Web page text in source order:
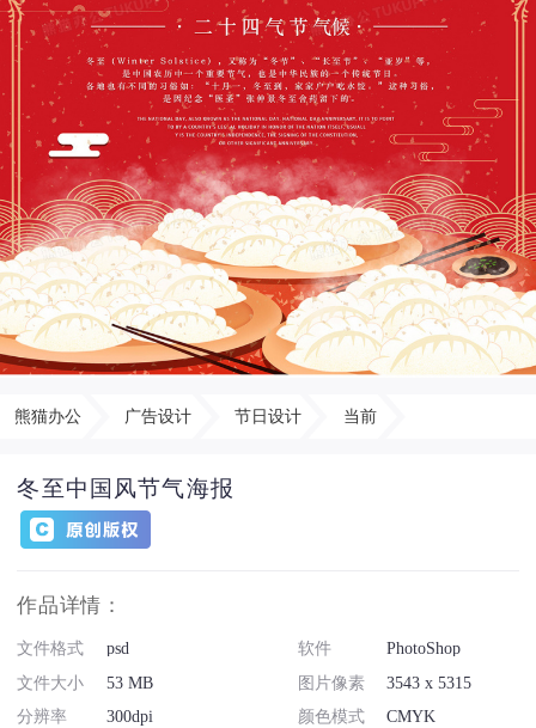
熊猫办公 广告设计 节日设计 当前
冬至中国风节气海报
作品详情：
文件格式 psd 软件
PhotoShop
文件大小
53 MB 图片像素
3543 x 5315
分辨率
300dpi 颜色模式 CMYK